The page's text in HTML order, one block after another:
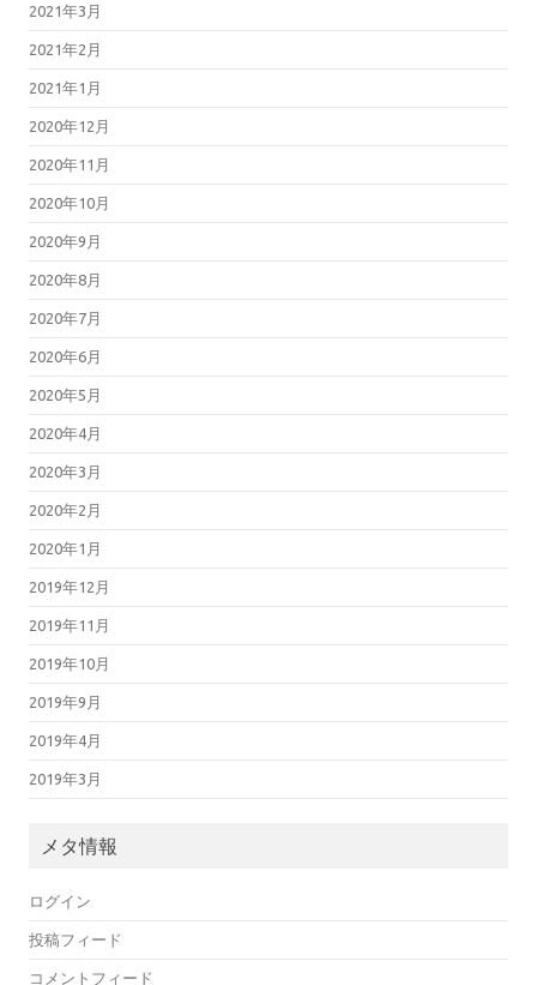
2021年3月
2021年2月
2021年1月
2020年12月
2020年11月
2020年10月
2020年9月
2020年8月
2020年7月
2020年6月
2020年5月
2020年4月
2020年3月
2020年2月
2020年1月
2019年12月
2019年11月
2019年10月
2019年9月
2019年4月
2019年3月
メタ情報
ログイン
投稿フィード
コメントフィード